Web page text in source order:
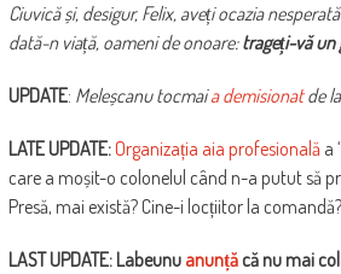
Ciuvică și, desigur, Felix, aveți ocazia
dată-n viață, oameni de onoare:trageți-vă un
UPDATE: Meleșcanu tocmaia demisionatde
LATE UPDATE:Organizația aia profesională a
care a moșit-o colonelul când n-a putut să
Presă, mai există? Cine-i locțiitor la comandă?
LAST UPDATE: Labeunu anunțăcă nu mai